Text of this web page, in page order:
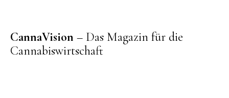
CannaVision – Das Magazin für die
Cannabiswirtschaft